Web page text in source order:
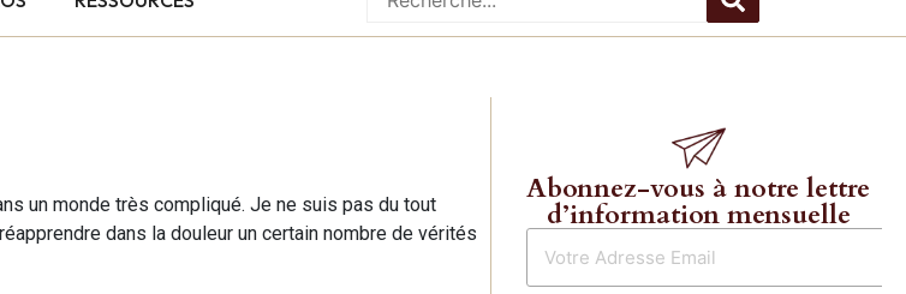
un monde très compliqué. Je ne suis pas du tout
dans la douleur un certain nombre de vérités
Abonnez-vous à notre lettre
d’information mensuelle